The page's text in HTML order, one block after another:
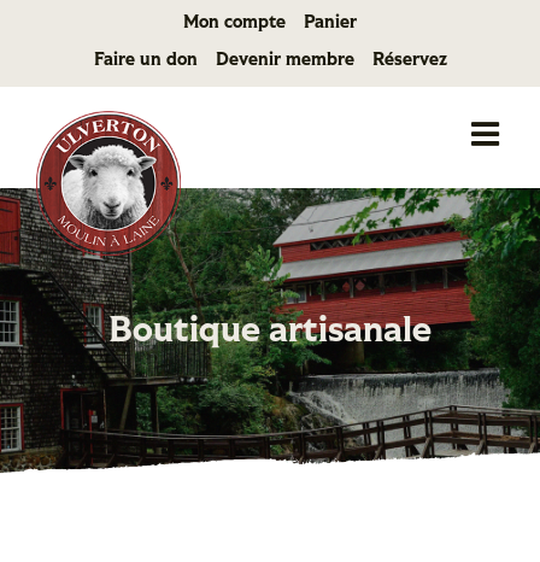
Mon compte Panier
Faire un don Devenir membre Réservez
Boutique artisanale